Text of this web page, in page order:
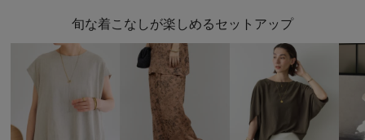
旬な着こなしが楽しめるセットアップ